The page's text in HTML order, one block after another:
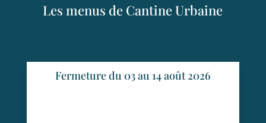
Les menus de Cantine Urbaine
Fermeture du 03 au 14 août 2026